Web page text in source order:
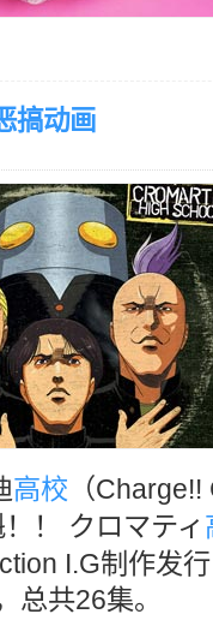
搞动画
高校 （
！ クロマティ
I.G制作发
总共26集。